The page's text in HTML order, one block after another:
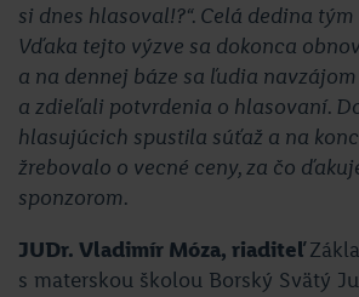
si dnes hlasoval!?“. Celá dedina
Vďaka tejto výzve sa dokonca
a na dennej báze sa ľudia
a zdieľali potvrdenia o hlasovaní.
hlasujúcich spustila súťaž a na
žrebovalo o vecné ceny, za čo
sponzorom.
JUDr. Vladimír Móza, riaditeľ
s materskou školou Borský Svätý